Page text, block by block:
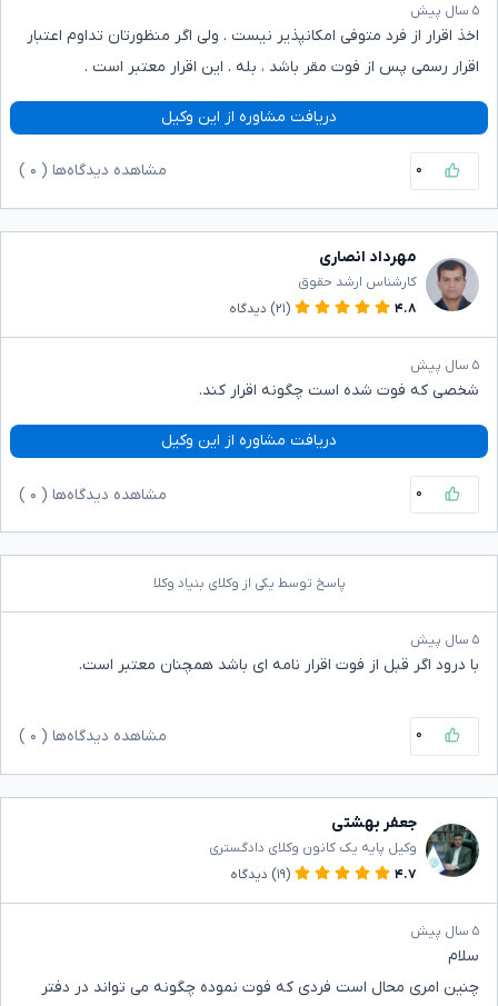
۵ سال پیش
اخذ اقرار از فرد متوفی امکانپذیر نیست . ولی اگر منظورتان تداوم اعتبار
اقرار رسمی پس از فوت مقر باشد ، بله . این اقرار معتبر است .
دریافت مشاوره از این وکیل
۰ مشاهده دیدگاه‌ها ( ۰
مهرداد انصاری
کارشناس ارشد حقوق
۴.۸
(۲۱) دیدگاه
۵ سال پیش
شخصی که فوت شده است چگونه اقرار کند.
دریافت مشاوره از این وکیل
۰ مشاهده دیدگاه‌ها ( ۰
پاسخ توسط یکی از وکلای بنیاد وکلا
۵ سال پیش
با درود اگر قبل از فوت اقرار نامه ای باشد همچنان معتبر است.
۰ مشاهده دیدگاه‌ها ( ۰
جعفر بهشتی
وکیل پایه یک کانون وکلای دادگستری
۴.۷
(۱۹) دیدگاه
۵ سال پیش
سلام
چنین امری محال است فردی که فوت نموده چگونه می تواند در دفتر